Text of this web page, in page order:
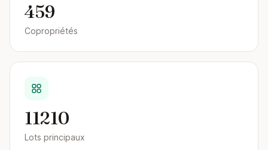
459
Copropriétés
11210
Lots principaux